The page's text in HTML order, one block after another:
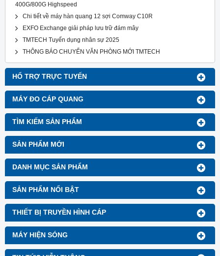
HỔ TRỢ TRỰC TUYẾN
MÁY ĐO CÁP QUANG
TÌM KIẾM SẢN PHẨM
SẢN PHẨM MỚI
DANH MỤC SẢN PHẨM
SẢN PHẨM NỔI BẬT
THIẾT BỊ TRUYỀN HÌNH CÁP
MÁY HIỆN SÓNG
400G/800G Highspeed
Chi tiết về máy hàn quang 12 sợi Comway C10R
EXFO Exchange giải pháp lưu trữ đám mây
TMTECH Tuyển dụng nhân sự 2025
THÔNG BÁO CHUYỂN VĂN PHÒNG MỚI TMTECH